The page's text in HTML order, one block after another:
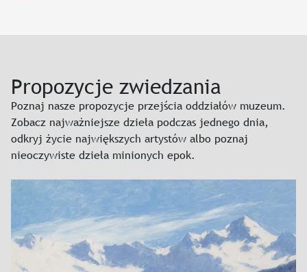
Propozycje zwiedzania
Poznaj nasze propozycje przejścia oddziałów muzeum.
Zobacz najważniejsze dzieła podczas jednego dnia,
odkryj życie największych artystów albo poznaj
nieoczywiste dzieła minionych epok.